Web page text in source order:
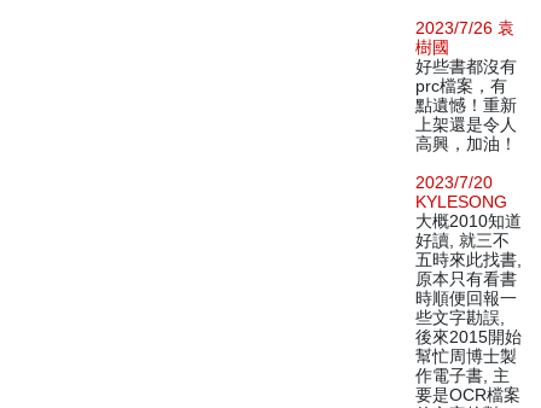
2023/7/26 袁
樹國
好些書都沒有
prc檔案，有
點遺憾！重新
上架還是令人
高興，加油！
2023/7/20
KYLESONG
大概2010知道
好讀, 就三不
五時來此找書,
原本只有看書
時順便回報一
些文字勘誤,
後來2015開始
幫忙周博士製
作電子書, 主
要是OCR檔案